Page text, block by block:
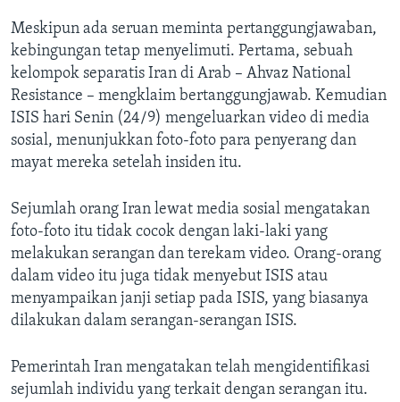
Meskipun ada seruan meminta pertanggungjawaban,
kebingungan tetap menyelimuti. Pertama, sebuah
kelompok separatis Iran di Arab – Ahvaz National
Resistance – mengklaim bertanggungjawab. Kemudian
ISIS hari Senin (24/9) mengeluarkan video di media
sosial, menunjukkan foto-foto para penyerang dan
mayat mereka setelah insiden itu.
Sejumlah orang Iran lewat media sosial mengatakan
foto-foto itu tidak cocok dengan laki-laki yang
melakukan serangan dan terekam video. Orang-orang
dalam video itu juga tidak menyebut ISIS atau
menyampaikan janji setiap pada ISIS, yang biasanya
dilakukan dalam serangan-serangan ISIS.
Pemerintah Iran mengatakan telah mengidentifikasi
sejumlah individu yang terkait dengan serangan itu.